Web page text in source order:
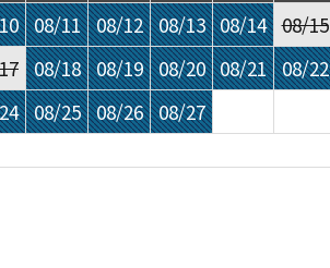
08/11 08/12 08/13 08/14 08/15
08/18 08/19 08/20 08/21 08/22
08/25 08/26 08/27